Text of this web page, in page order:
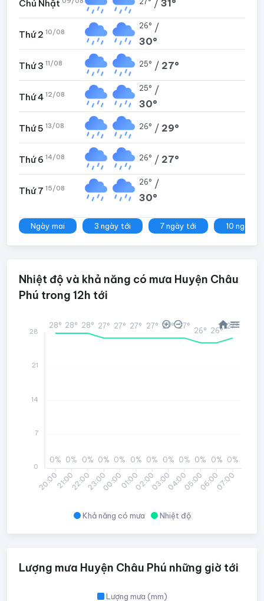
Chủ Nhật / 31°
Thứ 2 10/08
26° /
30°
Thứ 3 11/08 25° / 27°
Thứ 4 12/08
25° /
30°
Thứ 5 13/08 26° / 29°
Thứ 6 14/08 26° / 27°
Thứ 7 15/08
26° /
30°
Ngày mai 3 ngày tới 7 ngày tới 10 ngày
Nhiệt độ và khả năng có mưa Huyện Châu
Phú trong 12h tới
Khả năng có mưa Nhiệt độ
20:0021:0022:0023:0000:0001:0002:0003:0004:0005:0006:0007:00
0% 0% 0% 0% 0% 0% 0% 0% 0% 0% 0% 0%
28° 28° 28° 27° 27° 27° 27° 27° 27°
26° 26°
27°
28
21
14
7
0
Lượng mưa Huyện Châu Phú những giờ tới
Lượng mưa (mm)